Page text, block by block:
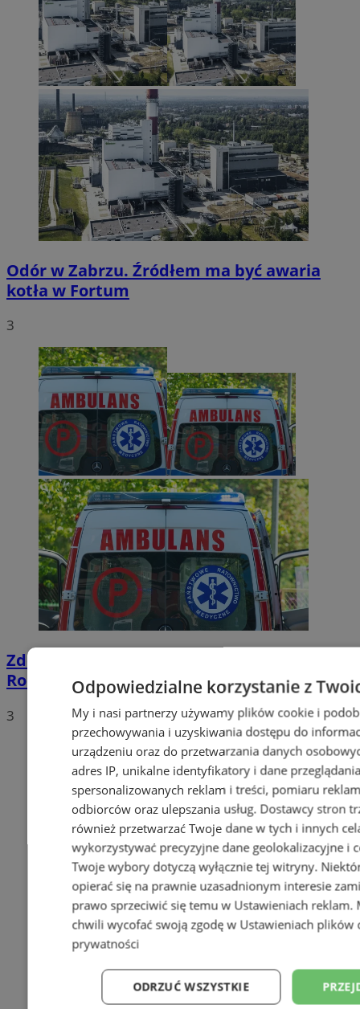
Odór w Zabrzu. Źródłem ma być awaria
kotła w Fortum
3
Zderzenie samochodu z rowerzystą na
Roosevelta. 62-latek trafił do szpitala
3
Odpowiedzialne korzystanie z
My i nasi partnerzy używamy plików cookie i
przechowywania i uzyskiwania dostępu do
urządzeniu oraz do przetwarzania danych
adres IP, unikalne identyfikatory i dane
spersonalizowanych reklam i treści, pomiaru
odbiorców oraz ulepszania usług. Dostawcy stron
również przetwarzać Twoje dane w tych i innych
wykorzystywać precyzyjne dane geolokalizacyjne i
Twoje wybory dotyczą wyłącznie tej witryny.
opierać się na prawnie uzasadnionym interesie
prawo sprzeciwić się temu w Ustawieniach reklam.
chwili wycofać swoją zgodę w Ustawieniach plików
prywatności
ODRZUĆ WSZYSTKIE